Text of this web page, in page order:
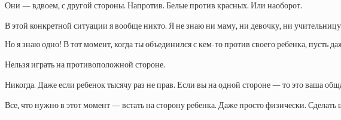
Они — вдвоем, с другой стороны. Напротив. Белые против красных. Или наоборот.
В этой конкретной ситуации я вообще никто. Я не знаю ни маму, ни девочку, ни
Но я знаю одно! В тот момент, когда ты объединился с кем-то против своего ребенка,
Нельзя играть на противоположной стороне.
Никогда. Даже если ребенок тысячу раз не прав. Если вы на одной стороне — то это ваша
Все, что нужно в этот момент — встать на сторону ребенка. Даже просто физически.